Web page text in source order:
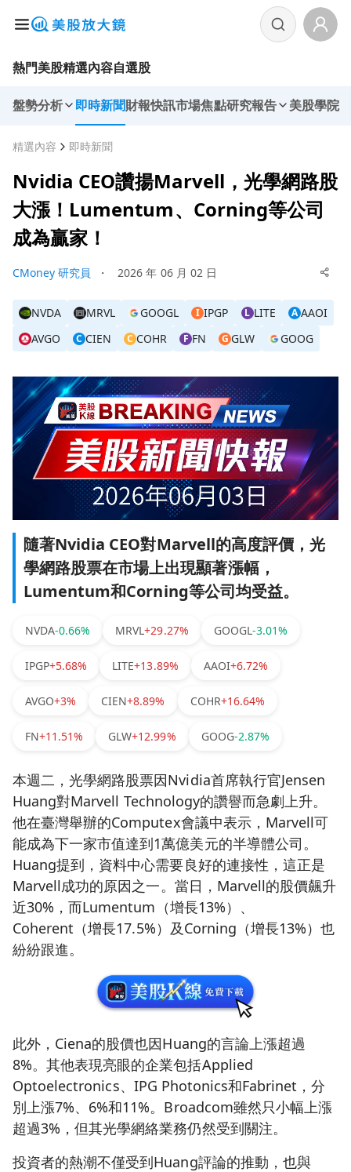
熱門美股精選內容自選股
盤勢分析 即時新聞財報快訊市場焦點研究報告 美股學院
精選內容 即時新聞
Nvidia CEO讚揚Marvell，光學網路股
大漲！Lumentum、Corning等公司
成為贏家！
CMoney 研究員 ・ 2026 年 06 月 02 日
NVDA MRVL GOOGL I IPGP L LITE A AAOI
AVGO
C CIEN C COHR F FN G GLW GOOG
隨著Nvidia CEO對Marvell的高度評價，光
學網路股票在市場上出現顯著漲幅，
Lumentum和Corning等公司均受益。
NVDA-0.66% MRVL+29.27% GOOGL-3.01%
IPGP+5.68% LITE+13.89% AAOI+6.72%
AVGO+3% CIEN+8.89% COHR+16.64%
FN+11.51% GLW+12.99% GOOG-2.87%
本週二，光學網路股票因Nvidia首席執行官Jensen
Huang對Marvell Technology的讚譽而急劇上升。
他在臺灣舉辦的Computex會議中表示，Marvell可
能成為下一家市值達到1萬億美元的半導體公司。
Huang提到，資料中心需要良好的連接性，這正是
Marvell成功的原因之一。當日，Marvell的股價飆升
近30%，而Lumentum（增長13%）、
Coherent（增長17.5%）及Corning（增長13%）也
紛紛跟進。
此外，Ciena的股價也因Huang的言論上漲超過
8%。其他表現亮眼的企業包括Applied
Optoelectronics、IPG Photonics和Fabrinet，分
別上漲7%、6%和11%。Broadcom雖然只小幅上漲
超過3%，但其光學網絡業務仍然受到關注。
投資者的熱潮不僅受到Huang評論的推動，也與